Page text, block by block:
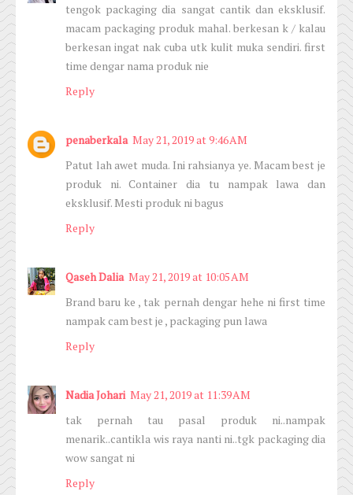
tengok packaging dia sangat cantik dan eksklusif.
macam packaging produk mahal. berkesan k / kalau
berkesan ingat nak cuba utk kulit muka sendiri. first
time dengar nama produk nie
Reply
penaberkala May 21, 2019 at 9:46 AM
Patut lah awet muda. Ini rahsianya ye. Macam best je
produk ni. Container dia tu nampak lawa dan
eksklusif. Mesti produk ni bagus
Reply
Qaseh Dalia May 21, 2019 at 10:05 AM
Brand baru ke , tak pernah dengar hehe ni first time
nampak cam best je , packaging pun lawa
Reply
Nadia Johari May 21, 2019 at 11:39 AM
tak pernah tau pasal produk ni..nampak
menarik..cantikla wis raya nanti ni..tgk packaging dia
wow sangat ni
Reply